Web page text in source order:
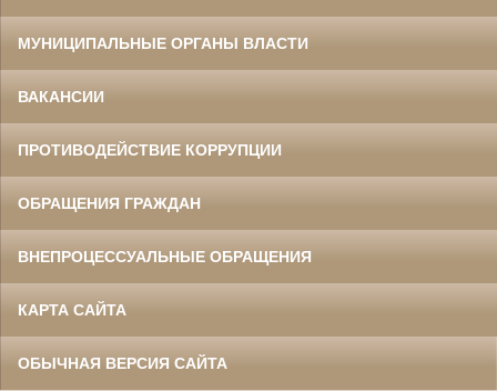
МУНИЦИПАЛЬНЫЕ ОРГАНЫ ВЛАСТИ
ВАКАНСИИ
ПРОТИВОДЕЙСТВИЕ КОРРУПЦИИ
ОБРАЩЕНИЯ ГРАЖДАН
ВНЕПРОЦЕССУАЛЬНЫЕ ОБРАЩЕНИЯ
КАРТА САЙТА
ОБЫЧНАЯ ВЕРСИЯ САЙТА